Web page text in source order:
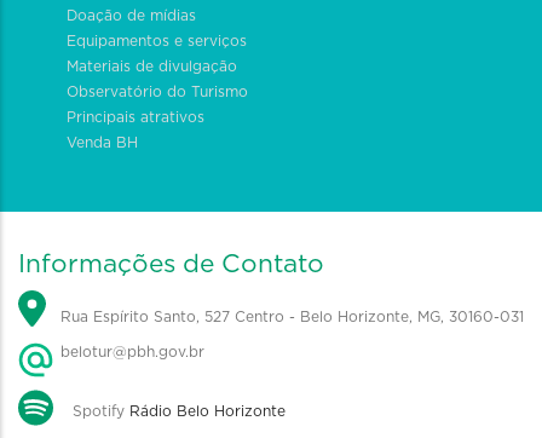
Doação de mídias
Equipamentos e serviços
Materiais de divulgação
Observatório do Turismo
Principais atrativos
Venda BH
Informações de Contato
Rua Espírito Santo, 527 Centro - Belo Horizonte, MG, 30160-031
belotur@pbh.gov.br
Spotify Rádio Belo Horizonte